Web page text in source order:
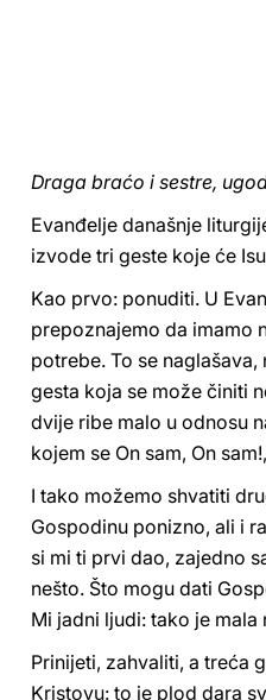
Draga braćo i sestre,
Evanđelje današnje
izvode tri geste koje će
Kao prvo: ponuditi. U
prepoznajemo da imamo
potrebe. To se
gesta koja se može činiti
dvije ribe malo u odnosu
kojem se On sam, On
I tako možemo shvatiti
Gospodinu ponizno, ali i
si mi ti prvi dao, zajedno
nešto. Što mogu dati
Mi jadni ljudi: tako je
Prinijeti, zahvaliti, a treća
Kristovu: to je plod dara